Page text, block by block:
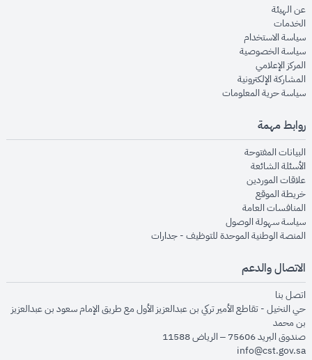
عن الهيئةopens in new window
الخدماتopens in new window
سياسة الاستخدام
سياسة الخصوصيةopens in new window
المركز الإعلاميopens in new window
المشاركة الإلكترونيةopens in new window
سياسة حرية المعلوماتopens in new window
روابط مهمة
البيانات المفتوحةopens in new window
الأسئلة الشائعةopens in new window
علاقات الموردينopens in new window
خريطة الموقعopens in new window
المنافسات العامةopens in new window
سياسة سهولة الوصولopens in new window
المنصة الوطنية الموحدة للتوظيف - جداراتopens in new window
الاتصال والدعم
اتصل بنا
حي النخيل - تقاطع الأمير تركي بن عبدالعزيز الأول مع طريق الإمام سعود بن عبدالعزيز
بن محمد
صندوق البريد 75606 – الرياض 11588
info@cst.gov.sa